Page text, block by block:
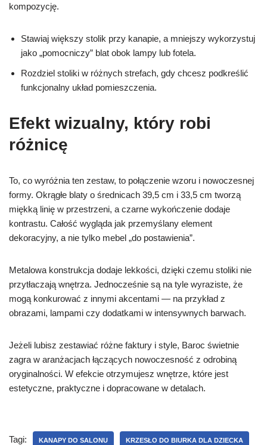
kompozycję.
Stawiaj większy stolik przy kanapie, a mniejszy wykorzystuj
jako „pomocniczy” blat obok lampy lub fotela.
Rozdziel stoliki w różnych strefach, gdy chcesz podkreślić
funkcjonalny układ pomieszczenia.
Efekt wizualny, który robi
różnicę
To, co wyróżnia ten zestaw, to połączenie wzoru i nowoczesnej
formy. Okrągłe blaty o średnicach 39,5 cm i 33,5 cm tworzą
miękką linię w przestrzeni, a czarne wykończenie dodaje
kontrastu. Całość wygląda jak przemyślany element
dekoracyjny, a nie tylko mebel „do postawienia”.
Metalowa konstrukcja dodaje lekkości, dzięki czemu stoliki nie
przytłaczają wnętrza. Jednocześnie są na tyle wyraziste, że
mogą konkurować z innymi akcentami — na przykład z
obrazami, lampami czy dodatkami w intensywnych barwach.
Jeżeli lubisz zestawiać różne faktury i style, Baroc świetnie
zagra w aranżacjach łączących nowoczesność z odrobiną
oryginalności. W efekcie otrzymujesz wnętrze, które jest
estetyczne, praktyczne i dopracowane w detalach.
Tagi: KANAPY DO SALONU KRZESŁO DO BIURKA DLA DZIECKA